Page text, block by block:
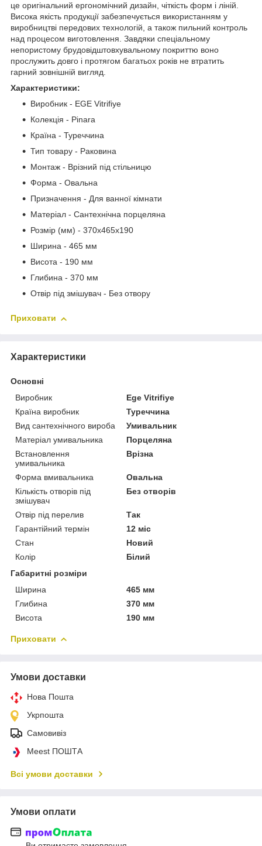
це оригінальний ергономічний дизайн, чіткість форм і ліній.
Висока якість продукції забезпечується використанням у
виробництві передових технологій, а також пильний контроль
над процесом виготовлення. Завдяки спеціальному
непористому брудовідштовхувальному покриттю воно
прослужить довго і протягом багатьох років не втратить
гарний зовнішній вигляд.
Характеристики:
Виробник - EGE Vitrifiye
Колекція - Pinara
Країна - Туреччина
Тип товару - Раковина
Монтаж - Врізний під стільницю
Форма - Овальна
Призначення - Для ванної кімнати
Матеріал - Сантехнічна порцеляна
Розмір (мм) - 370x465x190
Ширина - 465 мм
Висота - 190 мм
Глибина - 370 мм
Отвір під змішувач - Без отвору
Приховати
Характеристики
Основні
Виробник
Ege Vitrifiye
Країна виробник
Туреччина
Вид сантехнічного вироба
Умивальник
Матеріал умивальника
Порцеляна
Встановлення
умивальника
Врізна
Форма вмивальника
Овальна
Кількість отворів під
змішувач
Без отворів
Отвір під перелив
Так
Гарантійний термін
12 міс
Стан
Новий
Колір
Білий
Габаритні розміри
Ширина
465 мм
Глибина
370 мм
Висота
190 мм
Приховати
Умови доставки
Нова Пошта
Укрпошта
Самовивіз
Meest ПОШТА
Всі умови доставки
Умови оплати